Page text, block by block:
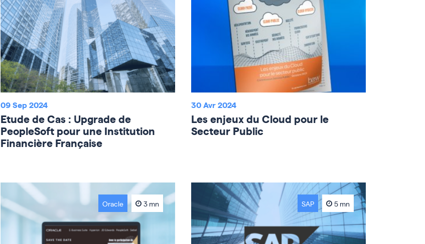
09 Sep 2024
Etude de Cas : Upgrade de
PeopleSoft pour une Institution
Financière Française
30 Avr 2024
Les enjeux du Cloud pour le
Secteur Public
Oracle 3 mn SAP 5 mn